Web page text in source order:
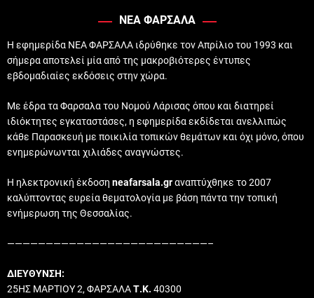
ΝΕΑ ΦΑΡΣΑΛΑ
Η εφημερίδα ΝΕΑ ΦΑΡΣΑΛΑ ιδρύθηκε τον Απρίλιο του 1993 και
σήμερα αποτελεί μία από της μακροβιότερες έντυπες
εβδομαδιαίες εκδόσεις στην χώρα.
Με έδρα τα Φαρσαλα του Νομού Λάρισας όπου και διατηρεί
ιδιόκτητες εγκαταστάσες, η εφημερίδα εκδίδεται ανελλιπώς
κάθε Παρασκευή με ποικιλία τοπικών θεμάτων και όχι μόνο, όπου
ενημερώνωνται χιλιάδες αναγνώστες.
Η ηλεκτρονική έκδοση neafarsala.grαναπτύχθηκε το 2007
καλύπτοντας ευρεία θεματολογία με βάση πάντα την τοπική
ενήμερωση της Θεσσαλίας.
——————————————————————————–
ΔΙΕΥΘΥΝΣΗ:
25ΗΣ ΜΑΡΤΙΟΥ 2, ΦΑΡΣΑΛΑΤ.Κ. 40300